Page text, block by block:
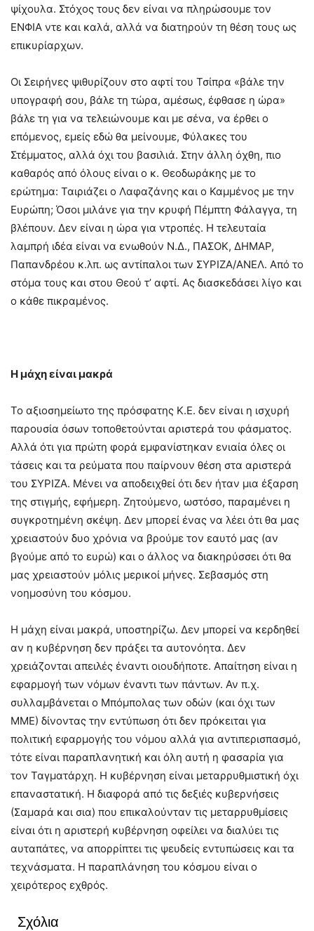
ψίχουλα. Στόχος τους δεν είναι να πληρώσουμε τον
ΕΝΦΙΑ ντε και καλά, αλλά να διατηρούν τη θέση τους ως
επικυρίαρχων.
Οι Σειρήνες ψιθυρίζουν στο αφτί του Τσίπρα «βάλε την
υπογραφή σου, βάλε τη τώρα, αμέσως, έφθασε η ώρα»
βάλε τη για να τελειώνουμε και με σένα, να έρθει ο
επόμενος, εμείς εδώ θα μείνουμε, Φύλακες του
Στέμματος, αλλά όχι του βασιλιά. Στην άλλη όχθη, πιο
καθαρός από όλους είναι ο κ. Θεοδωράκης με το
ερώτημα: Ταιριάζει ο Λαφαζάνης και ο Καμμένος με την
Ευρώπη; Όσοι μιλάνε για την κρυφή Πέμπτη Φάλαγγα, τη
βλέπουν. Δεν είναι η ώρα για ντροπές. Η τελευταία
λαμπρή ιδέα είναι να ενωθούν Ν.Δ., ΠΑΣΟΚ, ΔΗΜΑΡ,
Παπανδρέου κ.λπ. ως αντίπαλοι των ΣΥΡΙΖΑ/ΑΝΕΛ. Από το
στόμα τους και στου Θεού τ’ αφτί. Ας διασκεδάσει λίγο και
ο κάθε πικραμένος.
Η μάχη είναι μακρά
Το αξιοσημείωτο της πρόσφατης Κ.Ε. δεν είναι η ισχυρή
παρουσία όσων τοποθετούνται αριστερά του φάσματος.
Αλλά ότι για πρώτη φορά εμφανίστηκαν ενιαία όλες οι
τάσεις και τα ρεύματα που παίρνουν θέση στα αριστερά
του ΣΥΡΙΖΑ. Μένει να αποδειχθεί ότι δεν ήταν μια έξαρση
της στιγμής, εφήμερη. Ζητούμενο, ωστόσο, παραμένει η
συγκροτημένη σκέψη. Δεν μπορεί ένας να λέει ότι θα μας
χρειαστούν δυο χρόνια να βρούμε τον εαυτό μας (αν
βγούμε από το ευρώ) και ο άλλος να διακηρύσσει ότι θα
μας χρειαστούν μόλις μερικοί μήνες. Σεβασμός στη
νοημοσύνη του κόσμου.
Η μάχη είναι μακρά, υποστηρίζω. Δεν μπορεί να κερδηθεί
αν η κυβέρνηση δεν πράξει τα αυτονόητα. Δεν
χρειάζονται απειλές έναντι οιουδήποτε. Απαίτηση είναι η
εφαρμογή των νόμων έναντι των πάντων. Αν π.χ.
συλλαμβάνεται ο Μπόμπολας των οδών (και όχι των
ΜΜΕ) δίνοντας την εντύπωση ότι δεν πρόκειται για
πολιτική εφαρμογής του νόμου αλλά για αντιπερισπασμό,
τότε είναι παραπλανητική και όλη αυτή η φασαρία για
τον Ταγματάρχη. Η κυβέρνηση είναι μεταρρυθμιστική όχι
επαναστατική. Η διαφορά από τις δεξιές κυβερνήσεις
(Σαμαρά και σια) που επικαλούνταν τις μεταρρυθμίσεις
είναι ότι η αριστερή κυβέρνηση οφείλει να διαλύει τις
αυταπάτες, να απορρίπτει τις ψευδείς εντυπώσεις και τα
τεχνάσματα. Η παραπλάνηση του κόσμου είναι ο
χειρότερος εχθρός.
Σχόλια